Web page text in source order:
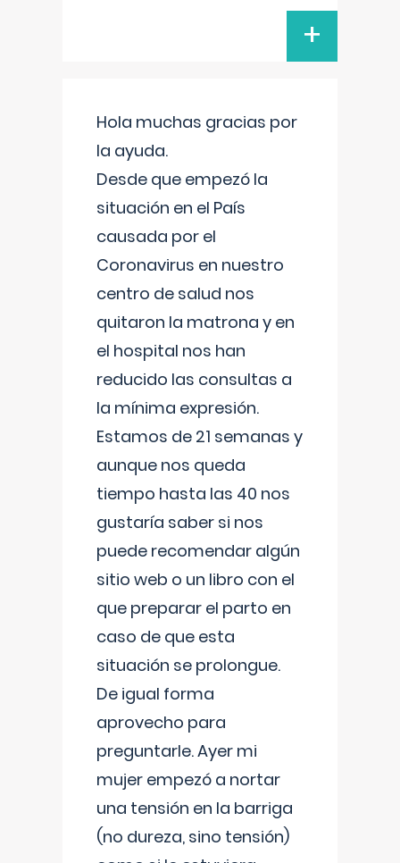
+
Hola muchas gracias por
la ayuda.
Desde que empezó la
situación en el País
causada por el
Coronavirus en nuestro
centro de salud nos
quitaron la matrona y en
el hospital nos han
reducido las consultas a
la mínima expresión.
Estamos de 21 semanas y
aunque nos queda
tiempo hasta las 40 nos
gustaría saber si nos
puede recomendar algún
sitio web o un libro con el
que preparar el parto en
caso de que esta
situación se prolongue.
De igual forma
aprovecho para
preguntarle. Ayer mi
mujer empezó a nortar
una tensión en la barriga
(no dureza, sino tensión)